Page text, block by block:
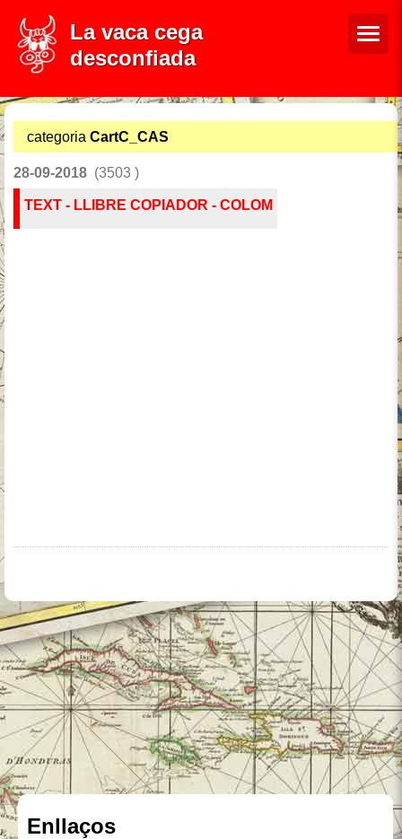
La vaca cega
desconfiada
categoria CartC_CAS
28-09-2018 (3503 )
TEXT - LLIBRE COPIADOR - COLOM
Enllaços